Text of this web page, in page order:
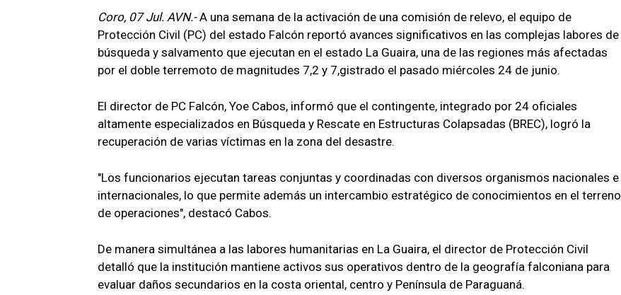
Coro, 07 Jul. AVN.-A una semana de la activación de una comisión de relevo, el equipo de
Protección Civil (PC) del estado Falcón reportó avances significativos en las complejas labores de
búsqueda y salvamento que ejecutan en el estado La Guaira, una de las regiones más afectadas
por el doble terremoto de magnitudes 7,2 y 7,gistrado el pasado miércoles 24 de junio.
El director de PC Falcón, Yoe Cabos, informó que el contingente, integrado por 24 oficiales
altamente especializados en Búsqueda y Rescate en Estructuras Colapsadas (BREC), logró la
recuperación de varias víctimas en la zona del desastre.
"Los funcionarios ejecutan tareas conjuntas y coordinadas con diversos organismos nacionales e
internacionales, lo que permite además un intercambio estratégico de conocimientos en el terreno
de operaciones", destacó Cabos.
De manera simultánea a las labores humanitarias en La Guaira, el director de Protección Civil
detalló que la institución mantiene activos sus operativos dentro de la geografía falconiana para
evaluar daños secundarios en la costa oriental, centro y Península de Paraguaná.